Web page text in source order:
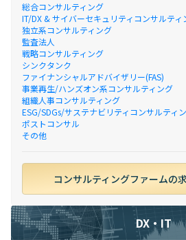
総合コンサルティング
IT/DX & サイバーセキュリティコンサルティ
独立系コンサルティング
監査法人
戦略コンサルティング
シンクタンク
ファイナンシャルアドバイザリー(FAS)
事業再生/ハンズオン系コンサルティング
組織人事コンサルティング
ESG/SDGs/サステナビリティコンサルティ
ポストコンサル
その他
コンサルティングファームの
DX・IT